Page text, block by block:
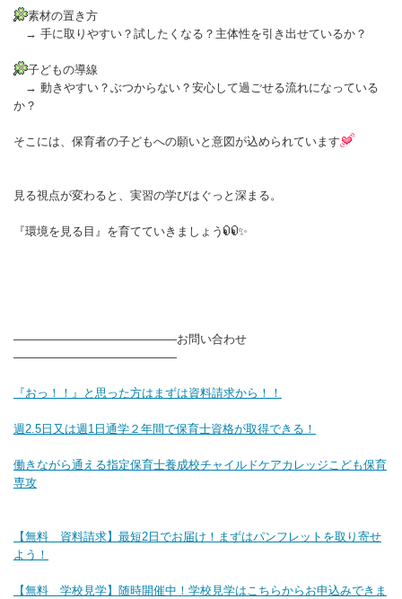
素材の置き方
→ 手に取りやすい？試したくなる？主体性を引き出せているか？
子どもの導線
→ 動きやすい？ぶつからない？安心して過ごせる流れになっている
か？
そこには、保育者の子どもへの願いと意図が込められています
見る視点が変わると、実習の学びはぐっと深まる。
『環境を見る目』を育てていきましょう ✨
――――――――――――――お問い合わせ
――――――――――――――
『おっ！！』と思った方はまずは資料請求から！！
週2.5日又は週1日通学２年間で保育士資格が取得できる！
働きながら通える指定保育士養成校チャイルドケアカレッジこども保育
専攻
【無料 資料請求】最短2日でお届け！まずはパンフレットを取り寄せ
よう！
【無料 学校見学】随時開催中！学校見学はこちらからお申込みできま